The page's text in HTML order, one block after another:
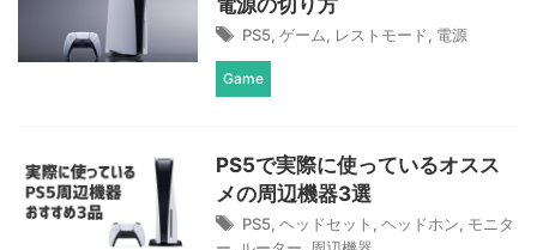
電源の切り方
PS5, ゲーム, レストモード, 電源
Game
PS5で実際に使っているオスス
メの周辺機器3選
PS5, ヘッドセット , ヘッドホン, モニタ